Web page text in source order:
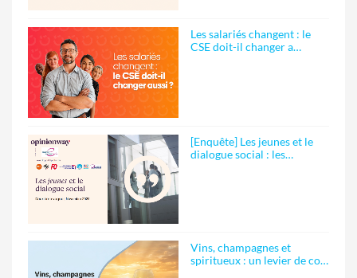
Les salariés changent : le
CSE doit-il changer a…
[Enquête] Les jeunes et le
dialogue social : les…
Vins, champagnes et
spiritueux : un levier de co…